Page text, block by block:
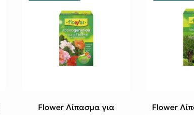
Flower Λίπασμα για
Flower